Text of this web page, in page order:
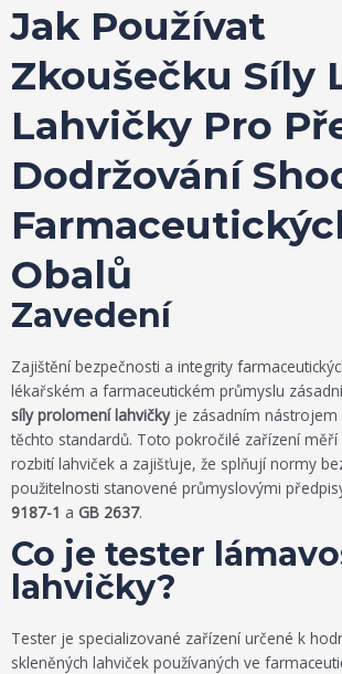
Jak Používat
Zkoušečku Síly
Lahvičky Pro
Dodržování
Obalů
Zavedení
Zajištění bezpečnosti a integrity
lékařském a farmaceutickém průmyslu
síly prolomení lahvičkyje zásadním nástrojem
těchto standardů. Toto pokročilé zařízení
rozbití lahviček a zajišťuje, že splňují normy
použitelnosti stanovené průmyslovými
9187-1 a GB 2637.
Co je tester
lahvičky?
Tester je specializované zařízení určené k
skleněných lahviček používaných ve